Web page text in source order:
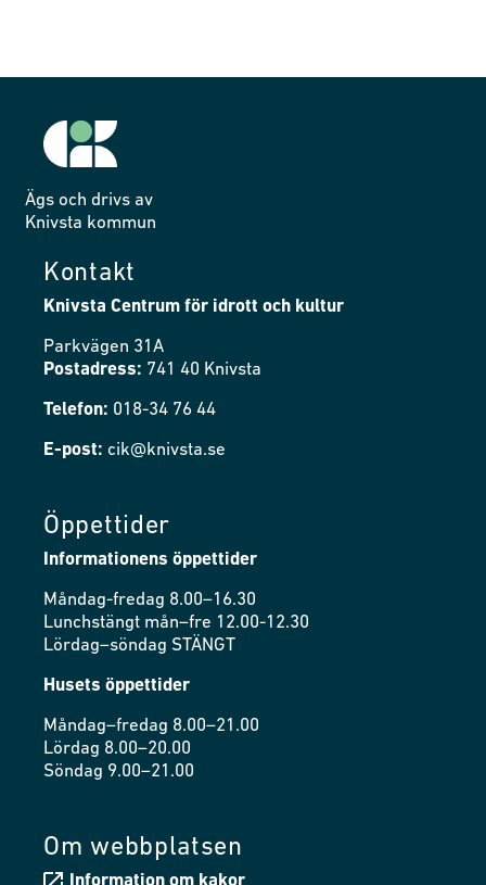
Ägs och drivs av
Knivsta kommun
Kontakt
Knivsta Centrum för idrott och kultur
Parkvägen 31A
Postadress: 741 40 Knivsta
Telefon: 018-34 76 44
E-post: cik@knivsta.se
Öppettider
Informationens öppettider
Måndag-fredag 8.00–16.30
Lunchstängt mån–fre 12.00-12.30
Lördag–söndag STÄNGT
Husets öppettider
Måndag–fredag 8.00–21.00
Lördag 8.00–20.00
Söndag 9.00–21.00
Om webbplatsen
Information om kakor